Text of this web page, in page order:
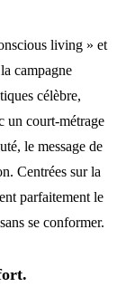
living » et
campagne
célèbre,
un court-métrage
le message de
Centrées sur la
parfaitement le
se conformer.